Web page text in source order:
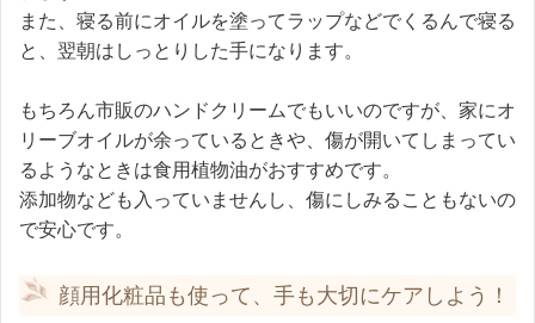
また、寝る前にオイルを塗ってラップなどでくるんで寝る
と、翌朝はしっとりした手になります。
もちろん市販のハンドクリームでもいいのですが、家にオ
リーブオイルが余っているときや、傷が開いてしまってい
るようなときは食用植物油がおすすめです。
添加物なども入っていませんし、傷にしみることもないの
で安心です。
顔用化粧品も使って、手も大切にケアしよう！